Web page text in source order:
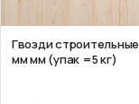
Гвозди строительные 5х150
мм мм (упак =5 кг)